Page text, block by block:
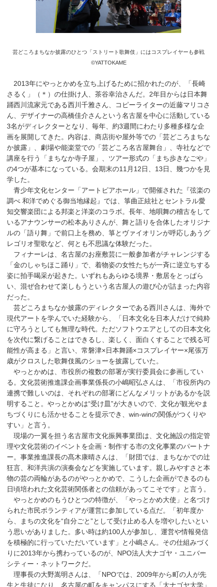
芸どころまちなか披露のひとつ「ストリート歌舞伎」にはコスプレイヤーも参戦
©YATTOKAME
2013年にやっとかめを立ち上げるために招かれたのが、「長崎
さるく」（＊）の仕掛け人、茶谷幸治さんだ。2年目からは日本舞
踊西川流家元である西川千雅さん、コピーライターの近藤マリコさ
ん、デザイナーの高橋佳介さんという名古屋を中心に活動している
3名がディレクターとなり、毎年、約3週間にわたり多種多様な企
画を展開してきた。内容は、商店街や屋外等での「芸どころまちな
か披露」、劇場や能楽堂での「芸どころ名古屋舞台」、寺社などで
講座を行う「まちなか寺子屋」、ツアー形式の「まち歩きなごや」
の4つが基本になっている。会期末の11月12日、13日、幾つかを見
学した。
青少年文化センター「アートピアホール」で開催された『弦楽の
調べ 和洋でめぐる御当地縁起』では、箏曲正絃社とセントラル愛
知交響楽団による邦楽と洋楽のコラボ。長年、地唄舞の稽古をして
いるアナウンサーの松本ありさんが、舞と語りを合体したオリジナ
ルの「語り舞」で前口上を務め、箏とヴァイオリンが呼応しあうグ
レゴリオ聖歌など、何とも不思議な体験だった。
フィナーレは、名古屋のお座敷芸に一般参加者がチャレンジする
「金のしゃちほこ踊り」で、着物姿の女性たちが一斉に逆立ちする
姿に拍手喝采が起きた。いずれもあらゆる境界・敷居をとっぱら
い、混ぜ合わせて楽しもうという名古屋人の遊び心が詰まった内容
だった。
芸どころまちなか披露のディレクターである西川さんは、海外で
現代アートを学んでいた経験から、「日本文化を日本人だけで純粋
に守ろうとしても無理な時代。ただソフトウエアとしての日本文化
を次代に繋げることはできるし、楽しく、面白くすることで残る可
能性が高まる」と言い、常磐津×日本舞踊×コスプレイヤー×尾張万
歳がクロスした歌舞伎風のショーを披露していた。
やっとかめは、市役所の複数の部署が実行委員会に参画してい
る。文化芸術推進課企画事業係長の小嶋昭弘さんは、「市役所内の
連携で難しいのは、それぞれの部署にどんなメリットがあるかを説
明すること。やっとかめは“受け皿”が大きいので、文化が観光やま
ちづくりにも活かせることを提示でき、win-winの関係がつくりや
すい」と言う。
現場の一翼を担う名古屋市文化振興事業団は、文化施設の指定管
理や文化芸術のイベントを企画・制作する市の文化事業のパートナ
ー。事業推進課長の髙木康晴さんは、「財団では、まちなかでの辻
狂言、和洋共演の演奏会などを実施しています。親しみやすさと本
物の芸の両輪があるのがやっとかめで、こうした企画ができるのも
日頃培われた文化芸術関係者との信頼があってこそです」と言う。
やっとかめのもうひとつの特徴が、「やっとかめ大使」と名づけ
られた市民ボランティアが運営に参加している点だ。「初年度か
ら、まちの文化を“自分ごと”として受け止める人を増やしたいとい
う思いがありました。多い時は約100人が参加し、運営や情報発信
を積極的に行っていただいています」と小嶋さん。その仕組みづく
りに2013年から携わっているのが、NPO法人大ナゴヤ・ユニバー
シティー・ネットワークだ。
理事長の大野嵩明さんは、「NPOでは、2009年から町の人が先
生と生徒になり、名古屋の町をキャンパスにする「大ナゴヤ大学」